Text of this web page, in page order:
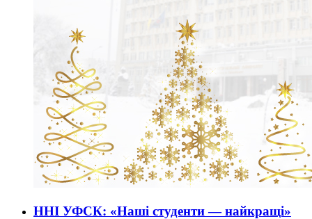
ННІ УФСК: «Наші студенти — найкращі»